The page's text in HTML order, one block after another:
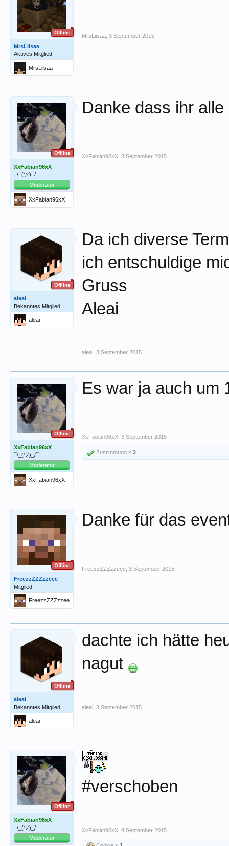
Offline
MrsLiisaa
Aktives Mitglied
MrsLiisaa
MrsLiisaa 3 September 2015
Offline
XxFabian96xX
¯\_(ツ)_/¯
Moderator
XxFabian96xX
Danke dass ihr
XxFabian96xX 3 September 2015
Offline
aleai
Bekanntes Mitglied
aleai
Da ich diverse
ich entschuldige
Gruss
Aleai
aleai 3 September 2015
Offline
XxFabian96xX
¯\_(ツ)_/¯
Moderator
XxFabian96xX
Es war ja auch um
XxFabian96xX 3 September 2015
Zustimmung x 2
Offline
FreezzZZZzzeee
Mitglied
FreezzZZZzzee
e
Danke für das
FreezzZZZzzeee 3 September 2015
Offline
aleai
Bekanntes Mitglied
aleai
dachte ich hätte
nagut
aleai 3 September 2015
Offline
XxFabian96xX
¯\_(ツ)_/¯
Moderator
#verschoben
XxFabian96xX 4 September 2015